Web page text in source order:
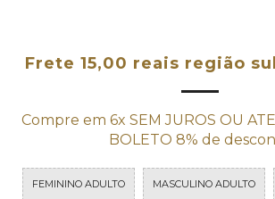
Frete 15,00 reais região
Compre em 6x SEM JUROS OU
BOLETO 8% de
FEMININO ADULTO MASCULINO ADULTO